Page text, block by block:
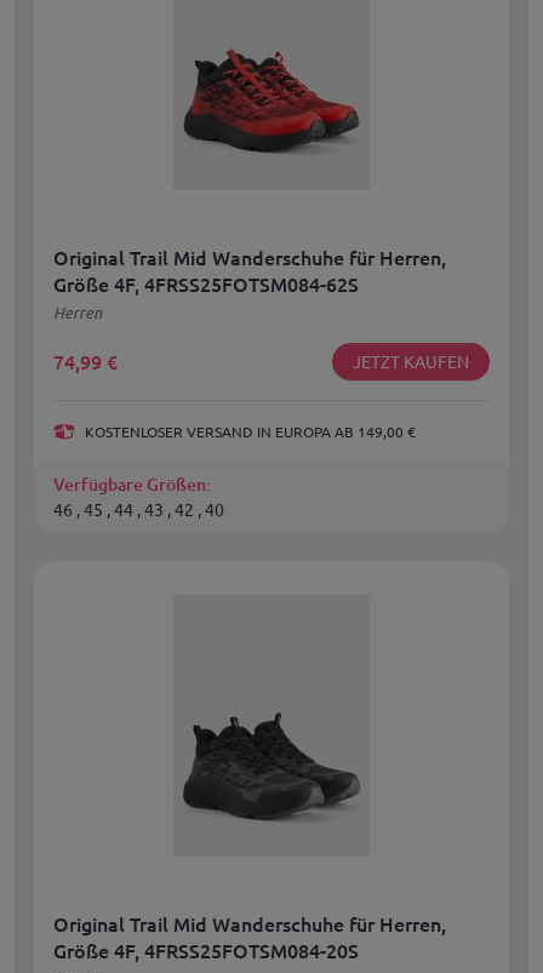
Original Trail Mid Wanderschuhe für Herren,
Größe 4F, 4FRSS25FOTSM084-62S
Herren
74,99 € JETZT KAUFEN
KOSTENLOSER VERSAND IN EUROPA AB 149,00 €
Verfügbare Größen:
46 , 45 , 44 , 43 , 42 , 40
Original Trail Mid Wanderschuhe für Herren,
Größe 4F, 4FRSS25FOTSM084-20S